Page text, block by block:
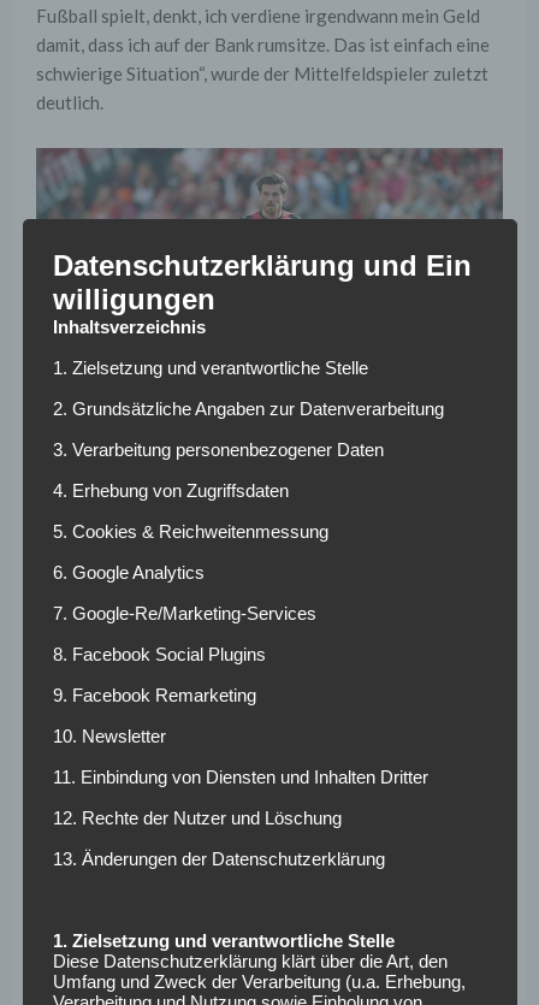
Fußball spielt, denkt, ich verdiene irgendwann mein Geld
damit, dass ich auf der Bank rumsitze. Das ist einfach eine
schwierige Situation“, wurde der Mittelfeldspieler zuletzt
deutlich.
Unter Alonso außen vor: Hofmann unzufrieden. Foto: Lars
Woran es liegt, dass Hofmann derzeit so wenige
Spielminuten sammeln darf, habe ihm Xabi Alonso nicht
mitgeteilt. Der wiederum plädierte für einen ehrlichen
Entscheidungen zu erklären. Neben der fehlenden Einigkeit
ist zumindest klar: An Hofmanns sportliche Rolle wird sich
des Spaniers dürfte auch darüber entscheiden, ob der Ex-
Gladbacher in Leverkusen bleibt.
Klub drängt auf
Entscheidung
Letztendlich werden die kommenden Wochen zeigen, wie
Datenschutzerklärung und Ein
willigungen
Inhaltsverzeichnis
1. Zielsetzung und verantwortliche Stelle
2. Grundsätzliche Angaben zur Datenverarbeitung
3. Verarbeitung personenbezogener Daten
4. Erhebung von Zugriffsdaten
5. Cookies & Reichweitenmessung
6. Google Analytics
7. Google-Re/Marketing-Services
8. Facebook Social Plugins
9. Facebook Remarketing
10. Newsletter
11. Einbindung von Diensten und Inhalten Dritter
12. Rechte der Nutzer und Löschung
13. Änderungen der Datenschutzerklärung
1. Zielsetzung und verantwortliche Stelle
Diese Datenschutzerklärung klärt über die Art, den
Umfang und Zweck der Verarbeitung (u.a. Erhebung,